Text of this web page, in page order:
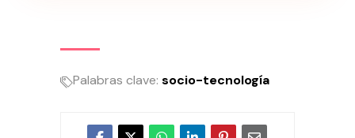
Palabras clave: socio-tecnología